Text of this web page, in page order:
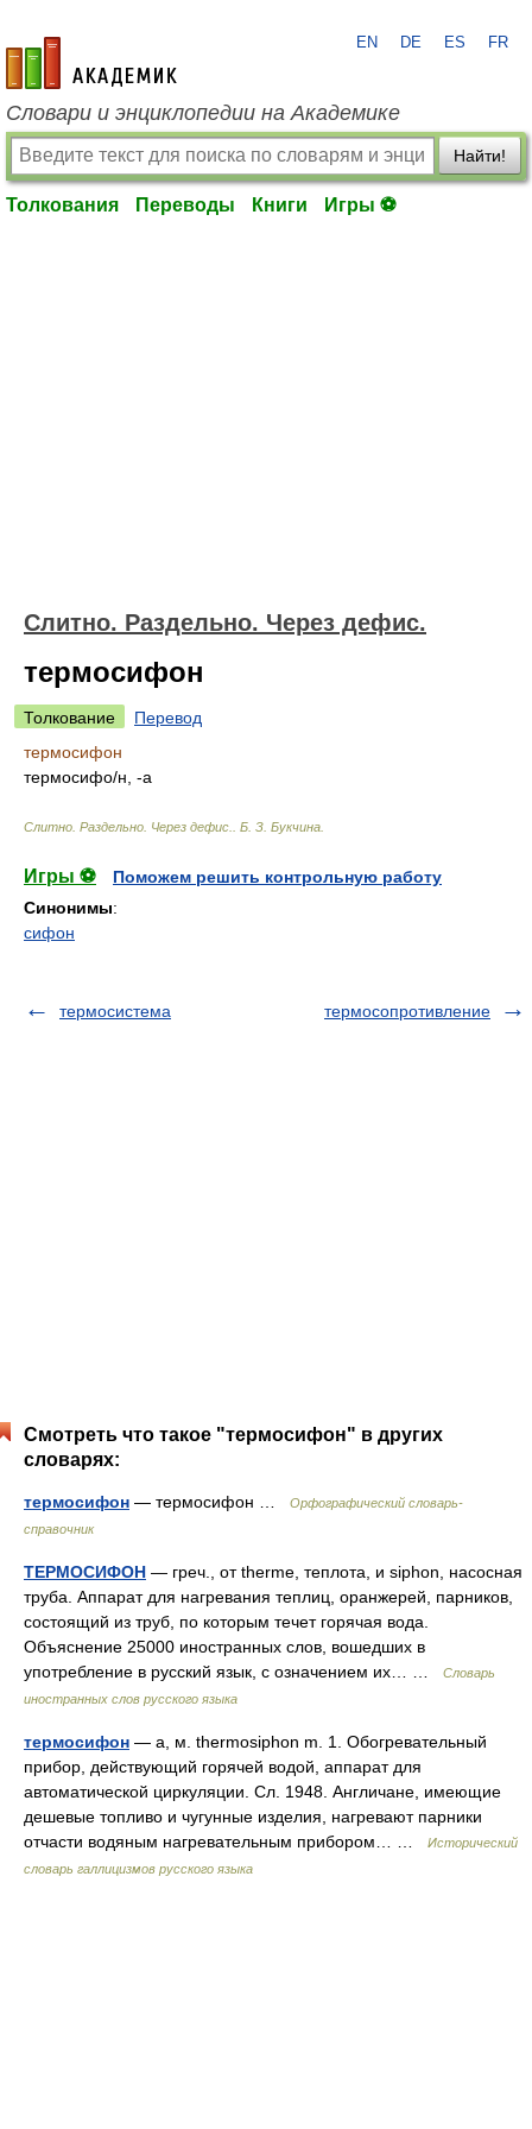
academic.ru
EN DE ES FR
Словари и энциклопедии на Академике
Найти!
Толкования Переводы Книги Игры ⚽
Слитно. Раздельно. Через дефис.
термосифон
Толкование
Перевод
термосифон
термосифо/н, -а
Слитно. Раздельно. Через дефис. Б. З. Букчина
Игры ⚽
Поможем решить контрольную работу
Синонимы:
сифон
термосистема термосопротивление
Смотреть что такое "термосифон" в других
словарях:
термосифон — термосифон …
Орфографический словарь-
справочник
ТЕРМОСИФОН — греч., от therme, теплота, и siphon, насосная
труба. Аппарат для нагревания теплиц, оранжерей, парников,
состоящий из труб, по которым течет горячая вода.
Объяснение 25000 иностранных слов, вошедших в
употребление в русский язык, с означением их… …
Словарь
иностранных слов русского языка
термосифон — а, м. thermosiphon m. 1. Обогревательный
прибор, действующий горячей водой, аппарат для
автоматической циркуляции. Сл. 1948. Англичане, имеющие
дешевые топливо и чугунные изделия, нагревают парники
отчасти водяным нагревательным прибором… …
Исторический
словарь галлицизмов русского языка